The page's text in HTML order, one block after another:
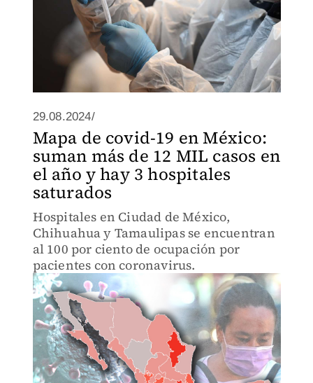
29.08.2024/
Mapa de covid-19 en México:
suman más de 12 MIL casos en
el año y hay 3 hospitales
saturados
Hospitales en Ciudad de México,
Chihuahua y Tamaulipas se encuentran
al 100 por ciento de ocupación por
pacientes con coronavirus.